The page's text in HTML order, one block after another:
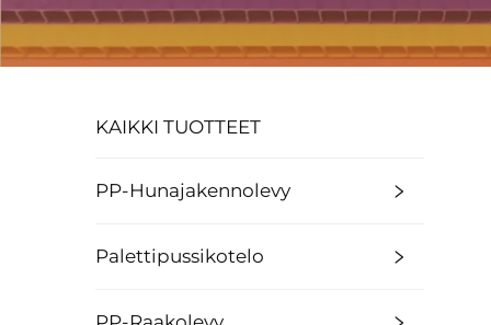
KAIKKI TUOTTEET
PP-Hunajakennolevy
Palettipussikotelo